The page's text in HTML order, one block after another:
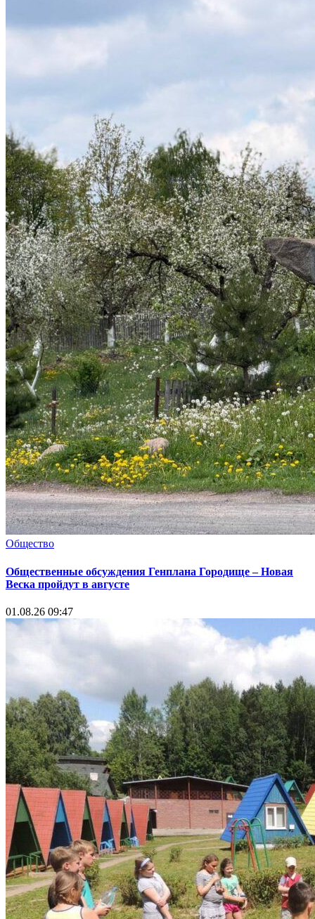
Общество
Общественные обсуждения Генплана Городище – Новая
Веска пройдут в августе
01.08.26 09:47